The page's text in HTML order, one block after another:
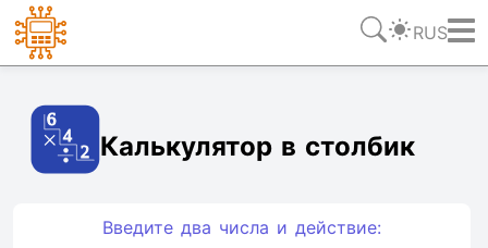
RUS
Калькулятор в столбик
Введите два числа и действие: